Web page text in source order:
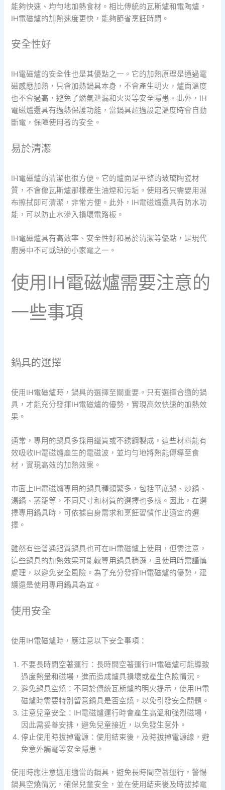
能夠快速、均勻地加熱食材。相比傳統的瓦斯爐和電陶爐，
IH電磁爐的加熱速度更快，能夠節省烹飪時間。
安全性好
IH電磁爐的安全性也是其優點之一。它的加熱原理是通過電
磁感應加熱，只會加熱鍋具本身，不會產生明火，爐面溫度
也不會過高，避免了燃氣泄漏和火災等安全隱患。此外，IH
電磁爐還具有過熱保護功能，當鍋具超過設定溫度時會自動
斷電，保障使用者的安全。
易於清潔
IH電磁爐的清潔也很方便。它的爐面是平整的玻璃陶瓷材
質，不會像瓦斯爐那樣產生油煙和污垢。使用者只需要用濕
布擦拭即可清潔，非常方便。此外，IH電磁爐還具有防水功
能，可以防止水滲入損壞電路板。
IH電磁爐具有高效率、安全性好和易於清潔等優點，是現代
廚房中不可或缺的小家電之一。
使用IH電磁爐需要注意的
一些事項
鍋具的選擇
使用IH電磁爐時，鍋具的選擇至關重要。只有選擇合適的鍋
具，才能充分發揮IH電磁爐的優勢，實現高效快速的加熱效
果。
通常，專用的鍋具多採用鐵質或不銹鋼製成，這些材料能有
效吸收IH電磁爐產生的電磁波，並均勻地將熱能傳導至食
材，實現高效的加熱效果。
市面上IH電磁爐專用的鍋具種類繁多，包括平底鍋、炒鍋、
湯鍋、蒸籠等，不同尺寸和材質的選擇也多樣。因此，在選
擇專用鍋具時，可依據自身需求和烹飪習慣作出適宜的選
擇。
雖然有些普通鋁質鍋具也可在IH電磁爐上使用，但需注意，
這些鍋具的加熱效果可能較專用鍋具稍遜，且使用時需謹慎
處理，以避免安全風險。為了充分發揮IH電磁爐的優勢，建
議還是使用專用鍋具為宜。
使用安全
使用IH電磁爐時，應注意以下安全事項：
不要長時間空著運行：長時間空著運行IH電磁爐可能導致
過度熱量和磁場，進而造成爐具損壞或產生危險情況。
避免鍋具空燒：不同於傳統瓦斯爐的明火提示，使用IH電
磁爐時需要特別留意鍋具是否空燒，以免引發安全問題。
注意兒童安全：IH電磁爐運行時會產生高溫和強烈磁場，
因此需妥善安排，避免兒童接近，以免發生意外。
停止使用時拔掉電源：使用結束後，及時拔掉電源線，避
免意外觸電等安全隱患。
使用時應注意選用適當的鍋具，避免長時間空著運行，警惕
鍋具空燒情況，確保兒童安全，並在使用結束後及時拔掉電